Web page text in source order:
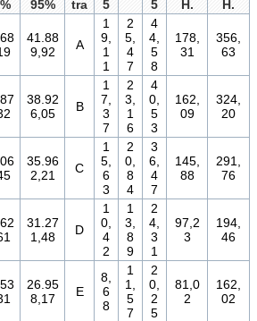
95%
tra
5
5
H.
H.
41.88
9,92
A
1
9,
1
1
2
5,
4
7
4
4,
5
8
178,
31
356,
63
38.92
6,05
B
1
7,
3
7
2
3,
1
6
4
0,
5
3
162,
09
324,
20
35.96
2,21
C
1
5,
6
3
2
0,
8
4
3
6,
4
7
145,
88
291,
76
31.27
1,48
D
1
0,
4
2
1
3,
8
9
2
4,
3
1
97,2
3
194,
46
26.95
8,17
E
8,
6
8
1
1,
5
7
2
0,
2
5
81,0
2
162,
02